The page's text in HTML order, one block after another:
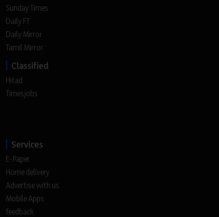
Sunday Times
Daily FT
Daily Mirror
Tamil Mirror
Classified
Hitad
Timesjobs
Services
E-Paper
Home delivery
Advertise with us
Mobile Apps
feedback